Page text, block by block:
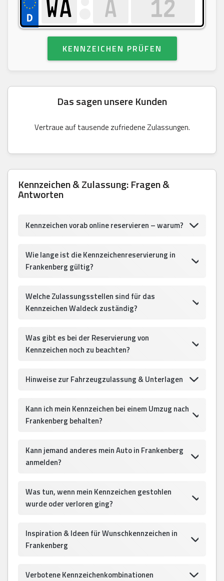
KENNZEICHEN PRÜFEN
Das sagen unsere Kunden
Vertraue auf tausende zufriedene Zulassungen.
Kennzeichen & Zulassung: Fragen &
Antworten
Kennzeichen vorab online reservieren – warum?
Wie lange ist die Kennzeichenreservierung in
Frankenberg gültig?
Welche Zulassungsstellen sind für das
Kennzeichen Waldeck zuständig?
Was gibt es bei der Reservierung von
Kennzeichen noch zu beachten?
Hinweise zur Fahrzeugzulassung & Unterlagen
Kann ich mein Kennzeichen bei einem Umzug nach
Frankenberg behalten?
Kann jemand anderes mein Auto in Frankenberg
anmelden?
Was tun, wenn mein Kennzeichen gestohlen
wurde oder verloren ging?
Inspiration & Ideen für Wunschkennzeichen in
Frankenberg
Verbotene Kennzeichenkombinationen